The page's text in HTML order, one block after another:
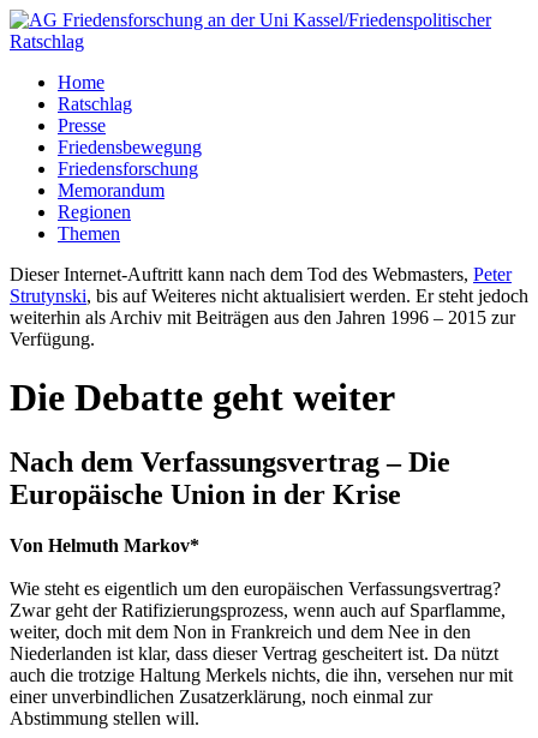
Home
Ratschlag
Presse
Friedensbewegung
Friedensforschung
Memorandum
Regionen
Themen
Dieser Internet-Auftritt kann nach dem Tod des Webmasters, Peter
Strutynski, bis auf Weiteres nicht aktualisiert werden. Er steht jedoch
weiterhin als Archiv mit Beiträgen aus den Jahren 1996 – 2015 zur
Verfügung.
Die Debatte geht weiter
Nach dem Verfassungsvertrag – Die
Europäische Union in der Krise
Von Helmuth Markov*
Wie steht es eigentlich um den europäischen Verfassungsvertrag?
Zwar geht der Ratifizierungsprozess, wenn auch auf Sparflamme,
weiter, doch mit dem Non in Frankreich und dem Nee in den
Niederlanden ist klar, dass dieser Vertrag gescheitert ist. Da nützt
auch die trotzige Haltung Merkels nichts, die ihn, versehen nur mit
einer unverbindlichen Zusatzerklärung, noch einmal zur
Abstimmung stellen will.